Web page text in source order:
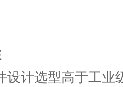
设计选型高于工业